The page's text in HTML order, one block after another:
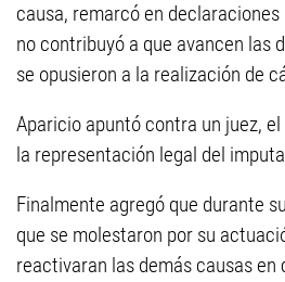
causa, remarcó en
no contribuyó a que avancen las
se opusieron a la realización de
Aparicio apuntó contra un juez,
la representación legal del
Finalmente agregó que durante
que se molestaron por su
reactivaran las demás causas